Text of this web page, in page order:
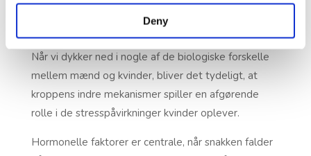
Deny
Biologiske årsager til øget stress
hos kvinder
Når vi dykker ned i nogle af de biologiske forskelle
mellem mænd og kvinder, bliver det tydeligt, at
kroppens indre mekanismer spiller en afgørende
rolle i de stresspåvirkninger kvinder oplever.
Hormonelle faktorer er centrale, når snakken falder